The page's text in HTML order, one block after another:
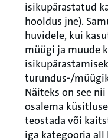
isikupärastatud
hooldus jne).
huvidele, kui
müügi ja muude
turundus-/
Näiteks on see
osalema
teostada või
iga kategooria